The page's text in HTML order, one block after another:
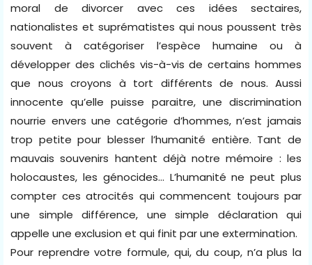
moral de divorcer avec ces idées sectaires,
nationalistes et suprématistes qui nous poussent très
souvent à catégoriser l’espèce humaine ou à
développer des clichés vis-à-vis de certains hommes
que nous croyons à tort différents de nous. Aussi
innocente qu’elle puisse paraitre, une discrimination
nourrie envers une catégorie d’hommes, n’est jamais
trop petite pour blesser l’humanité entière. Tant de
mauvais souvenirs hantent déjà notre mémoire : les
holocaustes, les génocides… L’humanité ne peut plus
compter ces atrocités qui commencent toujours par
une simple différence, une simple déclaration qui
appelle une exclusion et qui finit par une extermination.
Pour reprendre votre formule, qui, du coup, n’a plus la